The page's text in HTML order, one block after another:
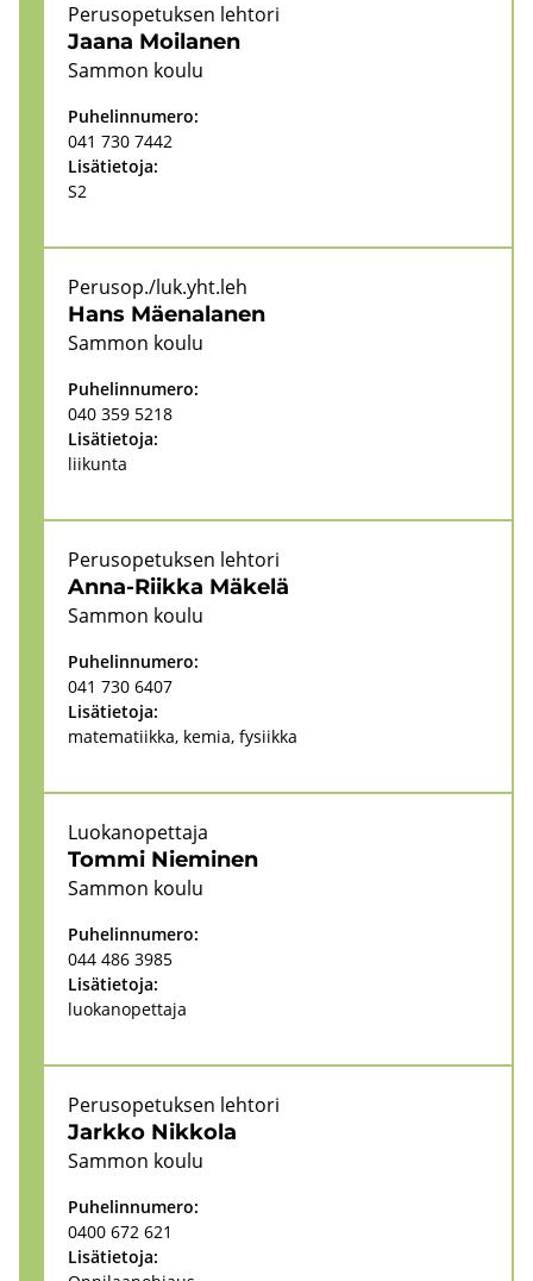
Jaana Moi­la­nen
Pe­rus­o­pe­tuk­sen leh­to­ri
Sam­mon koulu
Pu­he­lin­nu­me­ro:
041 730 7442
Li­sä­tie­to­ja:
S2
Hans Mäe­na­la­nen
Pe­rus­op./luk.yht.leh
Sam­mon koulu
Pu­he­lin­nu­me­ro:
040 359 5218
Li­sä­tie­to­ja:
lii­kun­ta
Anna-​Riikka Mä­ke­lä
Pe­rus­o­pe­tuk­sen leh­to­ri
Sam­mon koulu
Pu­he­lin­nu­me­ro:
041 730 6407
Li­sä­tie­to­ja:
ma­te­ma­tiik­ka, kemia, fy­siik­ka
Tommi Nie­mi­nen
Luo­kan­opet­ta­ja
Sam­mon koulu
Pu­he­lin­nu­me­ro:
044 486 3985
Li­sä­tie­to­ja:
luo­kan­opet­ta­ja
Jark­ko Nik­ko­la
Pe­rus­o­pe­tuk­sen leh­to­ri
Sam­mon koulu
Pu­he­lin­nu­me­ro:
0400 672 621
Li­sä­tie­to­ja: